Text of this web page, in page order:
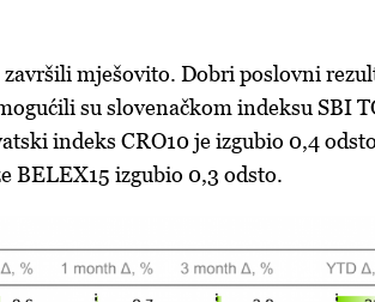
mješovito. Dobri poslovni
su slovenačkom indeksu SBI
indeks CRO10 je izgubio 0,4
BELEX15 izgubio 0,3 odsto.